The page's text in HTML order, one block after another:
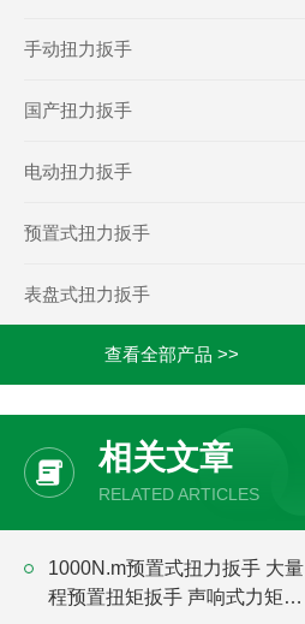
手动扭力扳手
国产扭力扳手
电动扭力扳手
预置式扭力扳手
表盘式扭力扳手
查看全部产品 >>
相关文章
RELATED ARTICLES
1000N.m预置式扭力扳手 大量
程预置扭矩扳手 声响式力矩扳